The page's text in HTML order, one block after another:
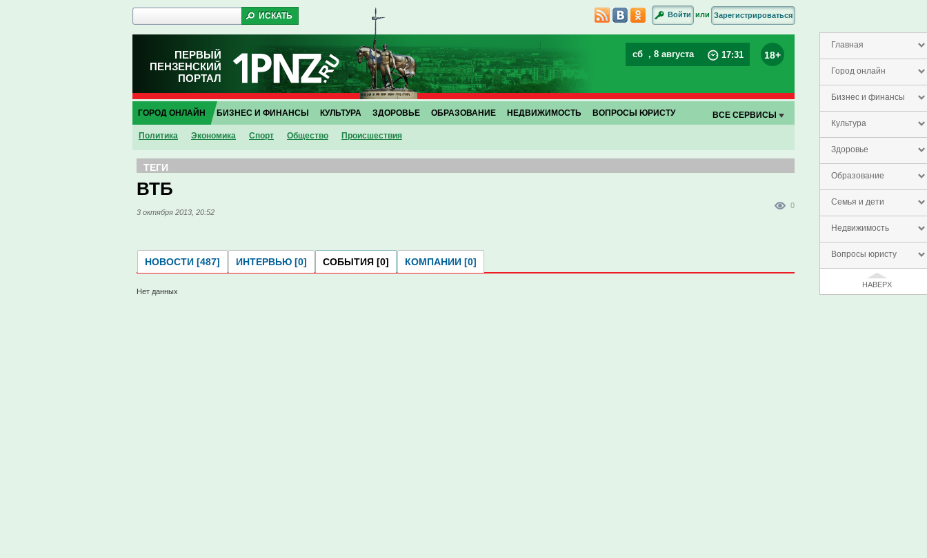
Главная
Город онлайн
Бизнес и финансы
Культура
Здоровье
Образование
Семья и дети
Недвижимость
Вопросы юристу
НАВЕРХ
Войти или Зарегистрироваться
ПЕРВЫЙ
ПЕНЗЕНСКИЙ
ПОРТАЛ
сб , 8 августа 17:31 18+
ГОРОД ОНЛАЙН
Политика Экономика Спорт Общество Проиcшествия
БИЗНЕС И ФИНАНСЫ КУЛЬТУРА ЗДОРОВЬЕ ОБРАЗОВАНИЕ НЕДВИЖИМОСТЬ ВОПРОСЫ ЮРИСТУ ВСЕ СЕРВИСЫ
ТЕГИ
ВТБ
3 октября 2013, 20:52
0
НОВОСТИ [487] ИНТЕРВЬЮ [0] СОБЫТИЯ [0] КОМПАНИИ [0]
Нет данных